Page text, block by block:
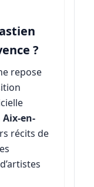
?
repose
en-
récits de